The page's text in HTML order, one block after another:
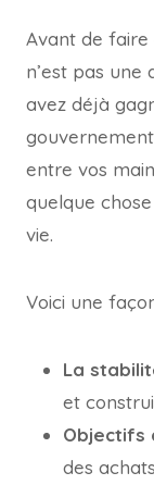
Avant de faire
n’est pas une
avez déjà
entre vos
quelque
vie.
Voici une
La
et
Objectifs
des